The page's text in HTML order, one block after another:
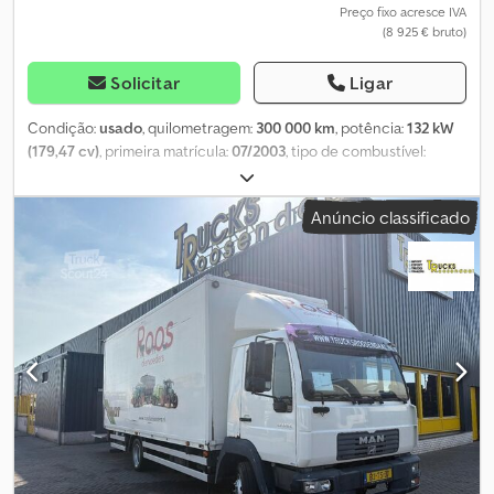
Preço fixo acresce IVA
(8 925 € bruto)
Solicitar Ligar
Condição:usado, quilometragem: 300 000 km, potência:132 kW
(179,47 cv), primeira matrícula:07/2003, tipo de combustível:
, peso máximo de carga:
peso total:7 490 kg, distância entre eixos:4 250 mm, próxima
08/2028 , travões:retardador, cor:branco, classe
, suspensão:ar, número de lugares:
comprimento do espaço de carga:
, largura do espaço
2 300 mm, altura de construção: 2 700 mm
, largura de
2 450 mm, Equipamento:
ABS, acoplamento de
reboque, airbag, controlo de velocidade de cruzeiro, guincho
de cabo
, AHK até 3,5 toneladas, engate de reboque até 3,5
toneladas, tacógrafo analógico, espelhos retrovisores externos
com aquecimento elétrico, vidros elétricos (lado direito), teto
solar, regulador de velocidade (piloto automático),
compartimento de arrumação externo, roda sobressalente com
pneu de rodagem, pneus para todas as estações, rádio, Bluetooth,
Anúncio classificado